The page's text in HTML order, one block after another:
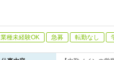
業種未経験OK 急募 転勤なし